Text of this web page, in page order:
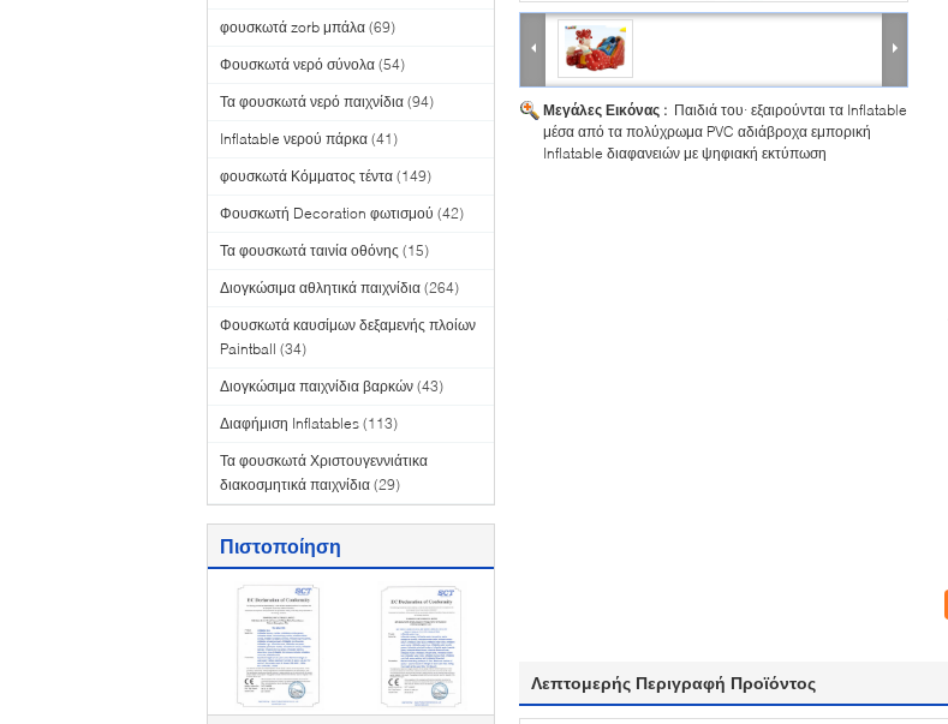
φουσκωτά zorb μπάλα (69)
Φουσκωτά νερό σύνολα (54)
Τα φουσκωτά νερό παιχνίδια (94)
Inflatable νερού πάρκα (41)
φουσκωτά Κόμματος τέντα (149)
Φουσκωτή Decoration φωτισμού (42)
Τα φουσκωτά ταινία οθόνης (15)
Διογκώσιμα αθλητικά παιχνίδια (264)
Φουσκωτά καυσίμων δεξαμενής πλοίων
Paintball (34)
Διογκώσιμα παιχνίδια βαρκών (43)
Διαφήμιση Inflatables (113)
Τα φουσκωτά Χριστουγεννιάτικα
διακοσμητικά παιχνίδια (29)
Πιστοποίηση
Μεγάλες Εικόνας : Παιδιά του· εξαιρούνται τα Inflatable
μέσα από τα πολύχρωμα PVC αδιάβροχα εμπορική
Inflatable διαφανειών με ψηφιακή εκτύπωση
Λεπτομερής Περιγραφή Προϊόντος